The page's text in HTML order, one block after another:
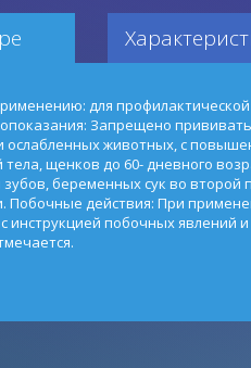
для
Запрещено
ослабленных животных, с
щенков до 60- дневного
беременных сук во второй
Побочные действия: При
инструкцией побочных явлений